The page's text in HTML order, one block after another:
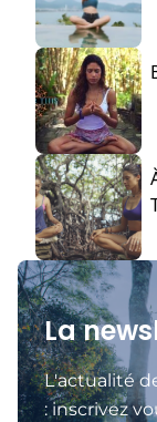
La
L'actualité
: inscrivez